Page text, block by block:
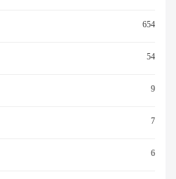
654
54
9
7
6